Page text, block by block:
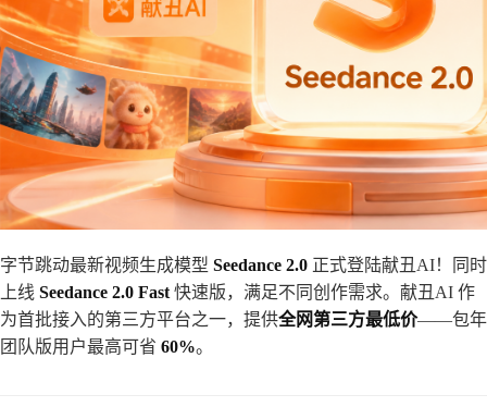
字节跳动最新视频生成模型 Seedance 2.0 正式登陆献丑AI！同时
上线 Seedance 2.0 Fast 快速版，满足不同创作需求。献丑AI 作
为首批接入的第三方平台之一，提供全网第三方最低价——包年
团队版用户最高可省 60%。